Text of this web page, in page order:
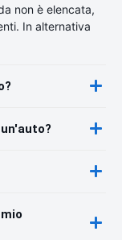
non è elencata,
In alternativa